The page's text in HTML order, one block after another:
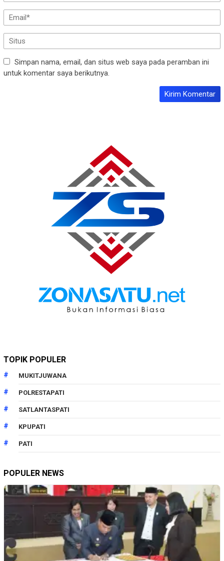
Simpan nama, email, dan situs web saya pada peramban ini
untuk komentar saya berikutnya.
TOPIK POPULER
MUKITJUWANA
POLRESTAPATI
SATLANTASPATI
KPUPATI
PATI
POPULER NEWS